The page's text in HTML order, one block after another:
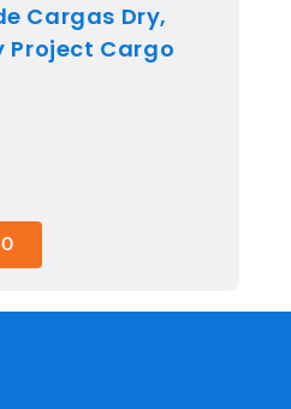
Cargas Dry,
Project Cargo